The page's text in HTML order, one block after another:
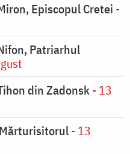
Episcopul Cretei -
Patriarhul
din Zadonsk- 13
- 13